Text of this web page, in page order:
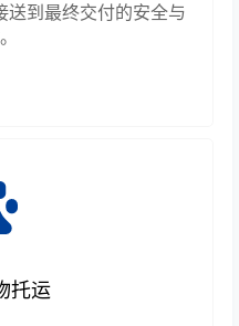
送到最终交付的安全与
托运